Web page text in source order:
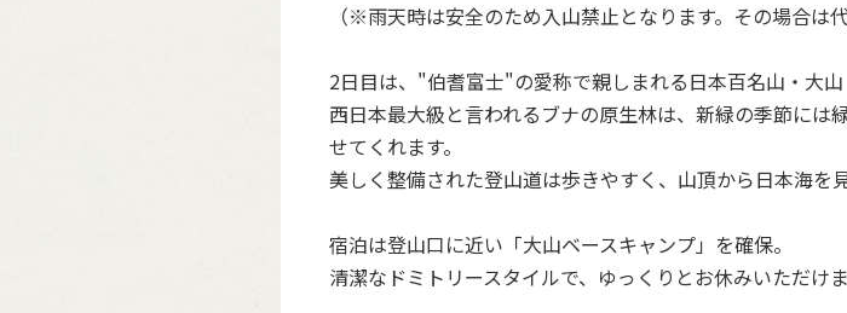
（※雨天時は安全のため入山禁止となります。その場合は
2日目は、"伯耆富士"の愛称で親しまれる日本百名山・大山
西日本最大級と言われるブナの原生林は、新緑の季節に
せてくれます。
美しく整備された登山道は歩きやすく、山頂から日本海を
宿泊は登山口に近い「大山ベースキャンプ」を確保。
清潔なドミトリースタイルで、ゆっくりとお休みいただけま